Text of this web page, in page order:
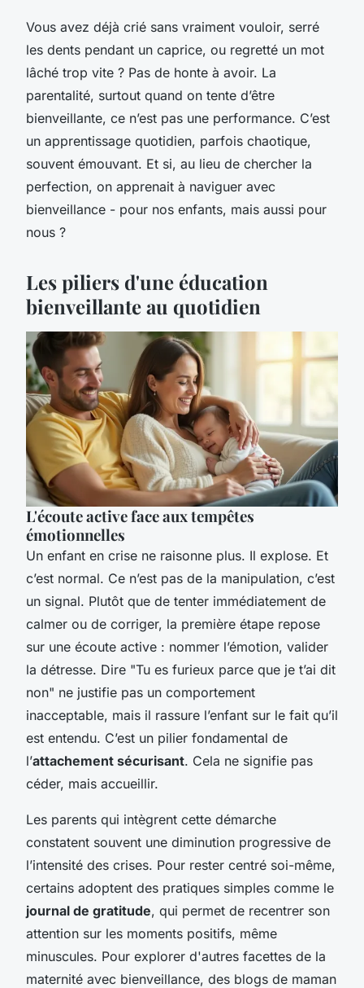
Vous avez déjà crié sans vraiment vouloir, serré
les dents pendant un caprice, ou regretté un mot
lâché trop vite ? Pas de honte à avoir. La
parentalité, surtout quand on tente d’être
bienveillante, ce n’est pas une performance. C’est
un apprentissage quotidien, parfois chaotique,
souvent émouvant. Et si, au lieu de chercher la
perfection, on apprenait à naviguer avec
bienveillance - pour nos enfants, mais aussi pour
nous ?
Les piliers d'une éducation
bienveillante au quotidien
L'écoute active face aux tempêtes
émotionnelles
Un enfant en crise ne raisonne plus. Il explose. Et
c’est normal. Ce n’est pas de la manipulation, c’est
un signal. Plutôt que de tenter immédiatement de
calmer ou de corriger, la première étape repose
sur une écoute active : nommer l’émotion, valider
la détresse. Dire "Tu es furieux parce que je t’ai dit
non" ne justifie pas un comportement
inacceptable, mais il rassure l’enfant sur le fait qu’il
est entendu. C’est un pilier fondamental de
l’attachement sécurisant. Cela ne signifie pas
céder, mais accueillir.
Les parents qui intègrent cette démarche
constatent souvent une diminution progressive de
l’intensité des crises. Pour rester centré soi-même,
certains adoptent des pratiques simples comme le
journal de gratitude, qui permet de recentrer son
attention sur les moments positifs, même
minuscules. Pour explorer d'autres facettes de la
maternité avec bienveillance, des blogs de maman